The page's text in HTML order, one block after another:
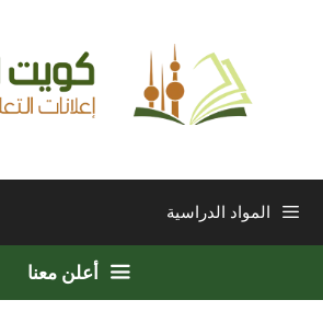
المواد الدراسية
أعلن معنا